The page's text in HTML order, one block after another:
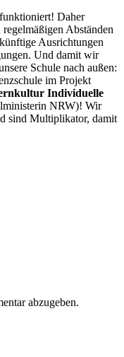
Daher
Abständen
Ausrichtungen
Und damit wir
Schule nach außen:
im Projekt
Individuelle
NRW)! Wir
sind Multiplikator, damit
abzugeben.